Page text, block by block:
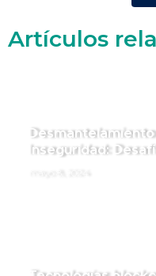
Artículos
Inseguridad: